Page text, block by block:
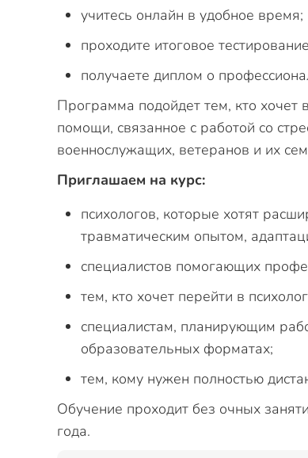
учитесь онлайн в удобное время;
проходите итоговое
получаете диплом о
Программа подойдет тем, кто хочет
помощи, связанное с работой со
военнослужащих, ветеранов и их
Приглашаем на курс:
психологов, которые хотят
травматическим опытом,
специалистов помогающих
тем, кто хочет перейти в
специалистам, планирующим
образовательных форматах;
тем, кому нужен полностью
Обучение проходит без очных
года.